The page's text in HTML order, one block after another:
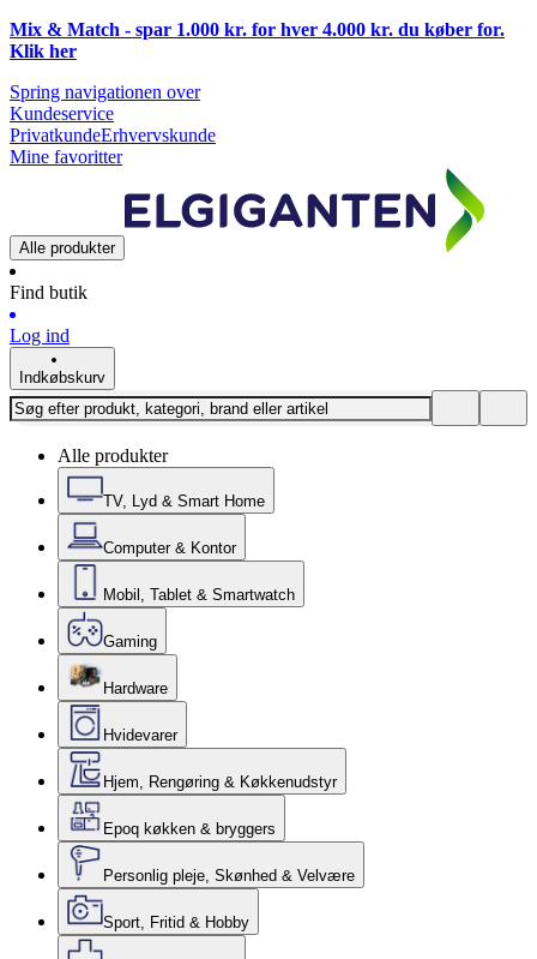
Mix & Match - spar 1.000 kr. for hver 4.000 kr. du køber for.
Klik her
Spring navigationen over
Kundeservice
PrivatkundeErhvervskunde
Mine favoritter
Alle produkter
Find butik
Log ind
Indkøbskurv
Alle produkter
TV, Lyd & Smart Home
Computer & Kontor
Mobil, Tablet & Smartwatch
Gaming
Hardware
Hvidevarer
Hjem, Rengøring & Køkkenudstyr
Epoq køkken & bryggers
Personlig pleje, Skønhed & Velvære
Sport, Fritid & Hobby